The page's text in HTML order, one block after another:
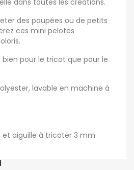
dans toutes les créations.
des poupées ou de petits
ces mini pelotes
pour le tricot que pour le
lavable en machine à
aiguille à tricoter 3 mm